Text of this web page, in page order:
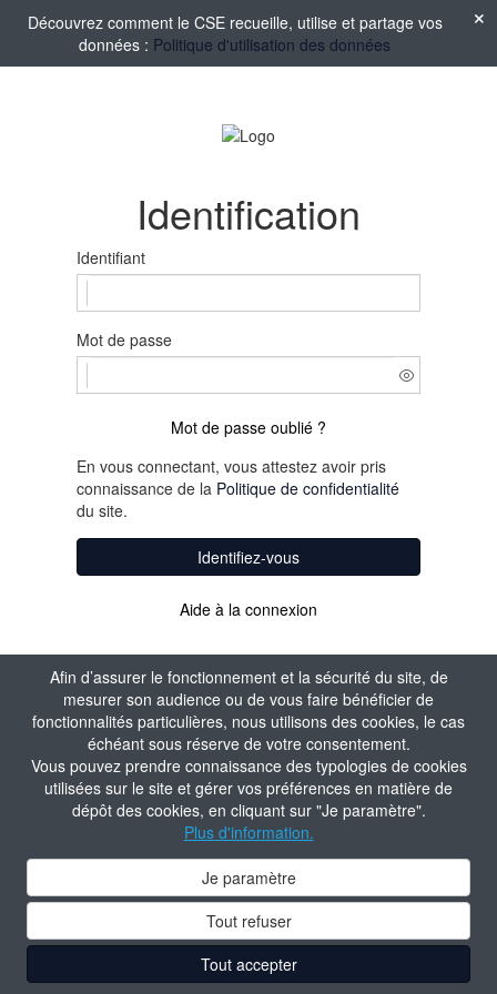
Afin d’assurer le fonctionnement et la sécurité du site, de
mesurer son audience ou de vous faire bénéficier de
fonctionnalités particulières, nous utilisons des cookies, le cas
échéant sous réserve de votre consentement.
Vous pouvez prendre connaissance des typologies de cookies
utilisées sur le site et gérer vos préférences en matière de
dépôt des cookies, en cliquant sur "Je paramètre".
Plus d'information.
Je paramètre
Tout refuser
Tout accepter
Découvrez comment le CSE recueille, utilise et partage vos
données : Politique d'utilisation des données
Identification
Identifiant
Mot de passe
Mot de passe oublié ?
En vous connectant, vous attestez avoir pris
connaissance de la Politique de confidentialité
du site.
Identifiez-vous
Aide à la connexion